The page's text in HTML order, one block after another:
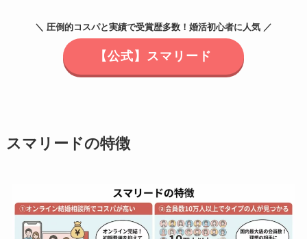
＼ 圧倒的コスパと実績で受賞歴多数！婚活初心者に人気 ／
【公式】スマリード
スマリードの特徴